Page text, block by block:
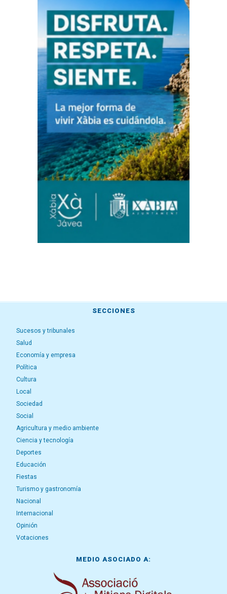
SECCIONES
Sucesos y tribunales
Salud
Economía y empresa
Política
Cultura
Local
Sociedad
Social
Agricultura y medio ambiente
Ciencia y tecnología
Deportes
Educación
Fiestas
Turismo y gastronomía
Nacional
Internacional
Opinión
Votaciones
MEDIO ASOCIADO A: